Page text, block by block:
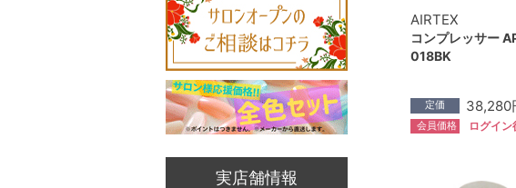
AIRTEX
コンプレッサー
018BK
定価 38,280
会員価格 ログイ
実店舗情報